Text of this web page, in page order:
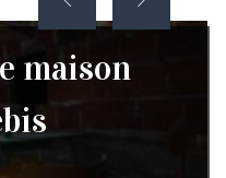
maison